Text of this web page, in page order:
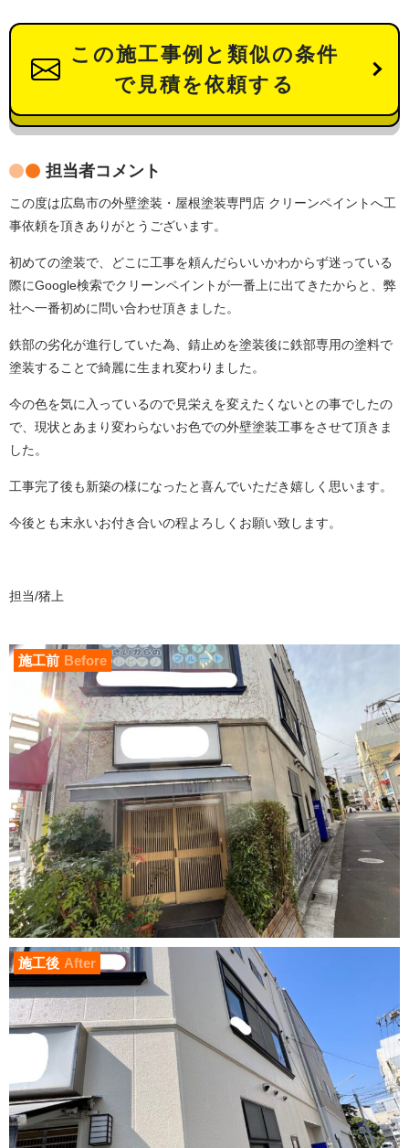
この施工事例と類似の条件
で見積を依頼する
担当者コメント
この度は広島市の外壁塗装・屋根塗装専門店 クリーンペイントへ工
事依頼を頂きありがとうございます。
初めての塗装で、どこに工事を頼んだらいいかわからず迷っている
際にGoogle検索でクリーンペイントが一番上に出てきたからと、弊
社へ一番初めに問い合わせ頂きました。
鉄部の劣化が進行していた為、錆止めを塗装後に鉄部専用の塗料で
塗装することで綺麗に生まれ変わりました。
今の色を気に入っているので見栄えを変えたくないとの事でしたの
で、現状とあまり変わらないお色での外壁塗装工事をさせて頂きま
した。
工事完了後も新築の様になったと喜んでいただき嬉しく思います。
今後とも末永いお付き合いの程よろしくお願い致します。
担当/猪上
施工前 Before
施工後 After